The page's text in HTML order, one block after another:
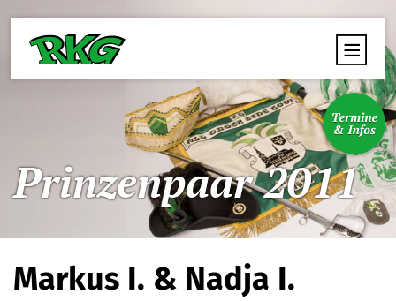
Prinzenpaar 2011
Markus I. & Nadja I.